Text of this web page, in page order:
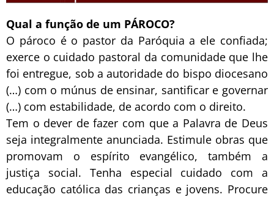
Qual a função de um PÁROCO?
O pároco é o pastor da Paróquia a ele confiada;
exerce o cuidado pastoral da comunidade que lhe
foi entregue, sob a autoridade do bispo diocesano
(…) com o múnus de ensinar, santificar e governar
(…) com estabilidade, de acordo com o direito.
Tem o dever de fazer com que a Palavra de Deus
seja integralmente anunciada. Estimule obras que
promovam o espírito evangélico, também a
justiça social. Tenha especial cuidado com a
educação católica das crianças e jovens. Procure